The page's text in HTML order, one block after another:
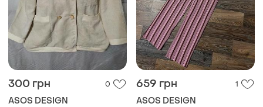
300 грн 0
ASOS DESIGN
659 грн 1
ASOS DESIGN